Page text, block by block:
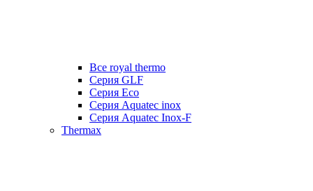
Все royal thermo
Серия GLF
Серия Eco
Серия Aquatec inox
Серия Aquatec Inox-F
Thermax